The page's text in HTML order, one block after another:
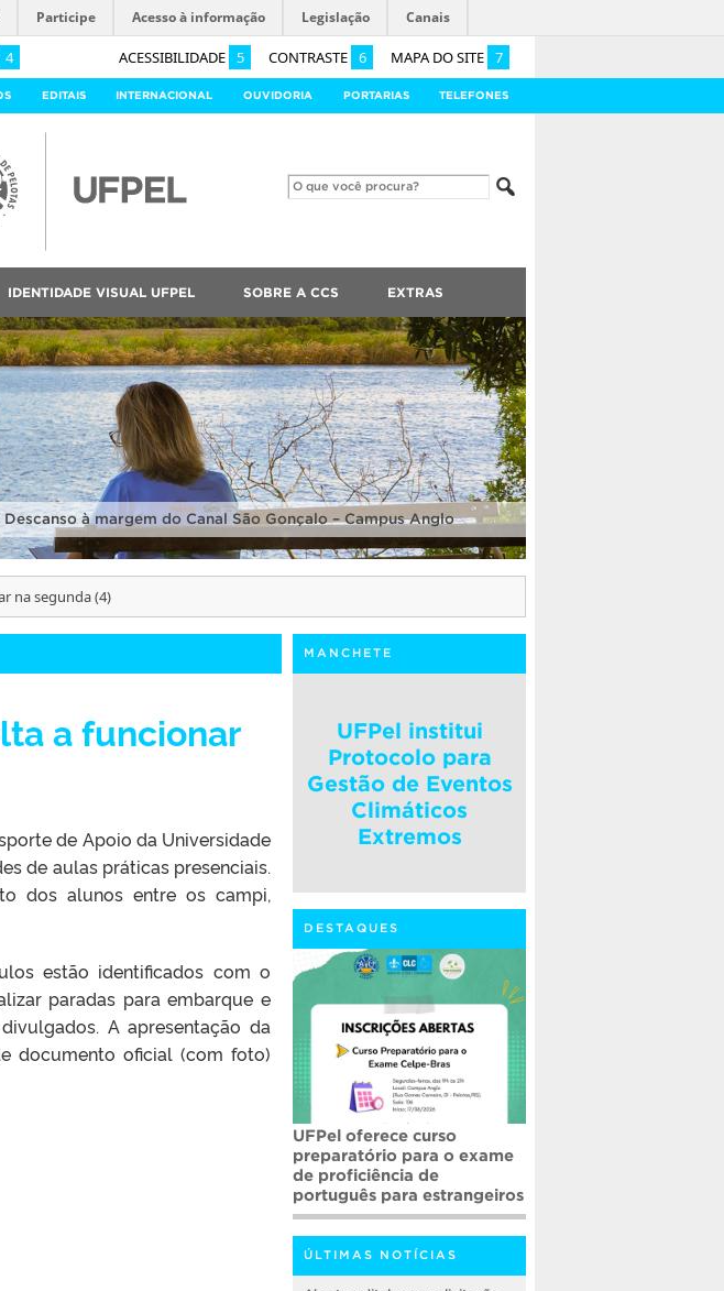
4 ACESSIBILIDADE 5 CONTRASTE 6 MAPA DO SITE 7
Participe Acesso à informação Legislação Canais
EDITAIS INTERNACIONAL OUVIDORIA PORTARIAS TELEFONES
IDENTIDADE VISUAL UFPEL SOBRE A CCS EXTRAS
Descanso à margem do Canal São Gonçalo – Campus Anglo
na segunda (4)
a funcionar
de Apoio da Universidade
de aulas práticas presenciais.
dos alunos entre os campi,
estão identificados com o
paradas para embarque e
A apresentação da
documento oficial (com foto)
MANCHETE
UFPel institui
Protocolo para
Gestão de Eventos
Climáticos
Extremos
DESTAQUES
UFPel oferece curso
preparatório para o exame
de proficiência de
português para estrangeiros
ÚLTIMAS NOTÍCIAS